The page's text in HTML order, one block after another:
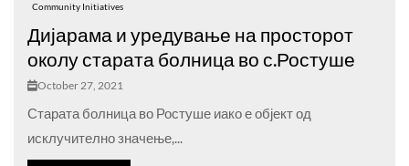
Community Initiatives
Дијарама и уредување на просторот
околу старата болница во с.Ростуше
October 27, 2021
Старата болница во Ростуше иако е објект од
исклучително значење,...